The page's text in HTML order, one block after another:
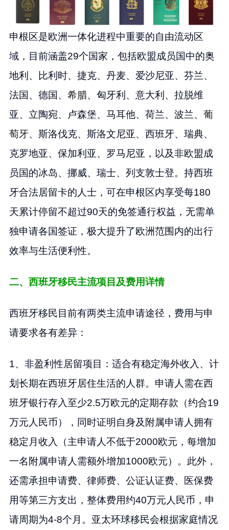
申根区是欧洲一体化进程中重要的自由流动区
域，目前涵盖29个国家，包括欧盟成员国中的奥
地利、比利时、捷克、丹麦、爱沙尼亚、芬兰、
法国、德国、 希腊、匈牙利、意大利、拉脱维
亚、立陶宛、卢森堡、马耳他、荷兰、波兰、 葡
萄牙、斯洛伐克、斯洛文尼亚、西班牙、瑞典、
克罗地亚、保加利亚、罗马尼亚，以及非欧盟成
员国的冰岛、挪威、瑞士、列支敦士登。持西班
牙合法居留卡的人士，可在申根区内享受每180
天累计停留不超过90天的免签通行权益，无需单
独申请各国签证，极大提升了欧洲范围内的出行
效率与生活便利性。
二、西班牙移民主流项目及费用详情
西班牙移民目前有两类主流申请途径，费用与申
请要求各有差异：
1、非盈利性居留项目：适合有稳定海外收入、计
划长期在西班牙居住生活的人群。申请人需在西
班牙银行存入至少2.5万欧元的定期存款（约合19
万元人民币），同时证明自身及附属申请人拥有
稳定月收入（主申请人不低于2000欧元，每增加
一名附属申请人需额外增加1000欧元）。此外，
还需承担申请费、律师费、公证认证费、医保费
用等第三方支出，整体费用约40万元人民币，申
请周期为4-8个月。亚太环球移民会根据家庭情况